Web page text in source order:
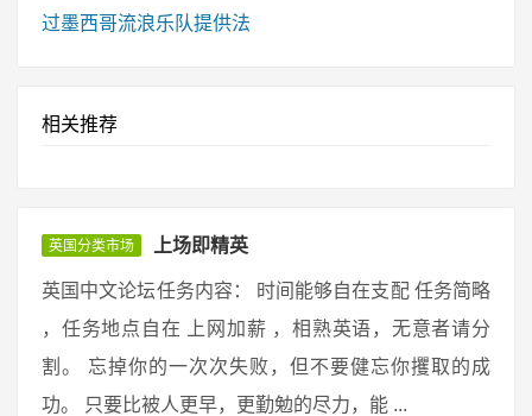
过墨西哥流浪乐队提供法
相关推荐
英国分类市场 上场即精英
英国中文论坛任务内容： 时间能够自在支配 任务简略
，任务地点自在 上网加薪 ，相熟英语，无意者请分
割。 忘掉你的一次次失败，但不要健忘你攫取的成
功。 只要比被人更早，更勤勉的尽力，能 ...